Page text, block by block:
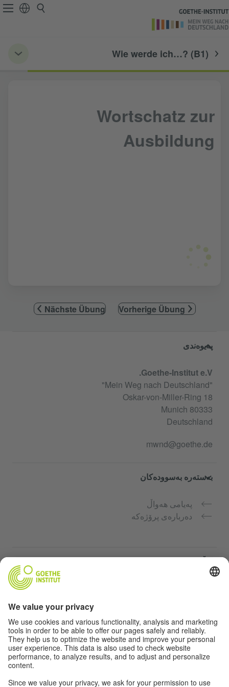
Wie werde ich…? (B1)
Wortschatz zur
Ausbildung
Vorherige Übung
Nächste Übung
Service- und Informationsbereich
پەیوەندی
Goethe-Institut e.V.
"Mein Weg nach Deutschland"
Oskar-von-Miller-Ring 18
80333 Munich
Deutschland
mwnd@goethe.de
بەستەرە بەسوودەکان
پەیامی هەواڵ
دەربارەی پرۆژەکە
ماڵپەڕە زیاتر
پۆرتاڵی مامۆستا "Deutschstunde"